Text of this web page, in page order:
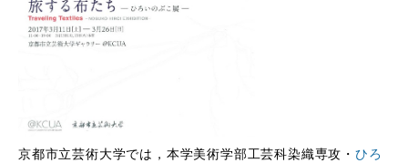
京都市立芸術大学では，本学美術学部工芸科染織専攻・ひろ